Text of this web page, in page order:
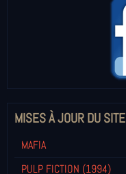
MISES À JOUR DU SITE
MAFIA
PULP FICTION (1994)